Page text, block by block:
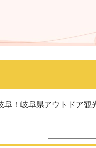
阜！岐阜県アウトドア観